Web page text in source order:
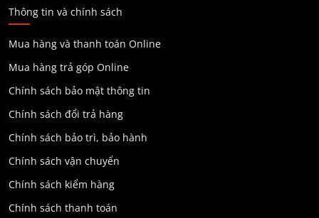
Thông tin và chính sách
Mua hàng và thanh toán Online
Mua hàng trả góp Online
Chính sách bảo mật thông tin
Chính sách đổi trả hàng
Chính sách bảo trì, bảo hành
Chính sách vận chuyển
Chính sách kiểm hàng
Chính sách thanh toán